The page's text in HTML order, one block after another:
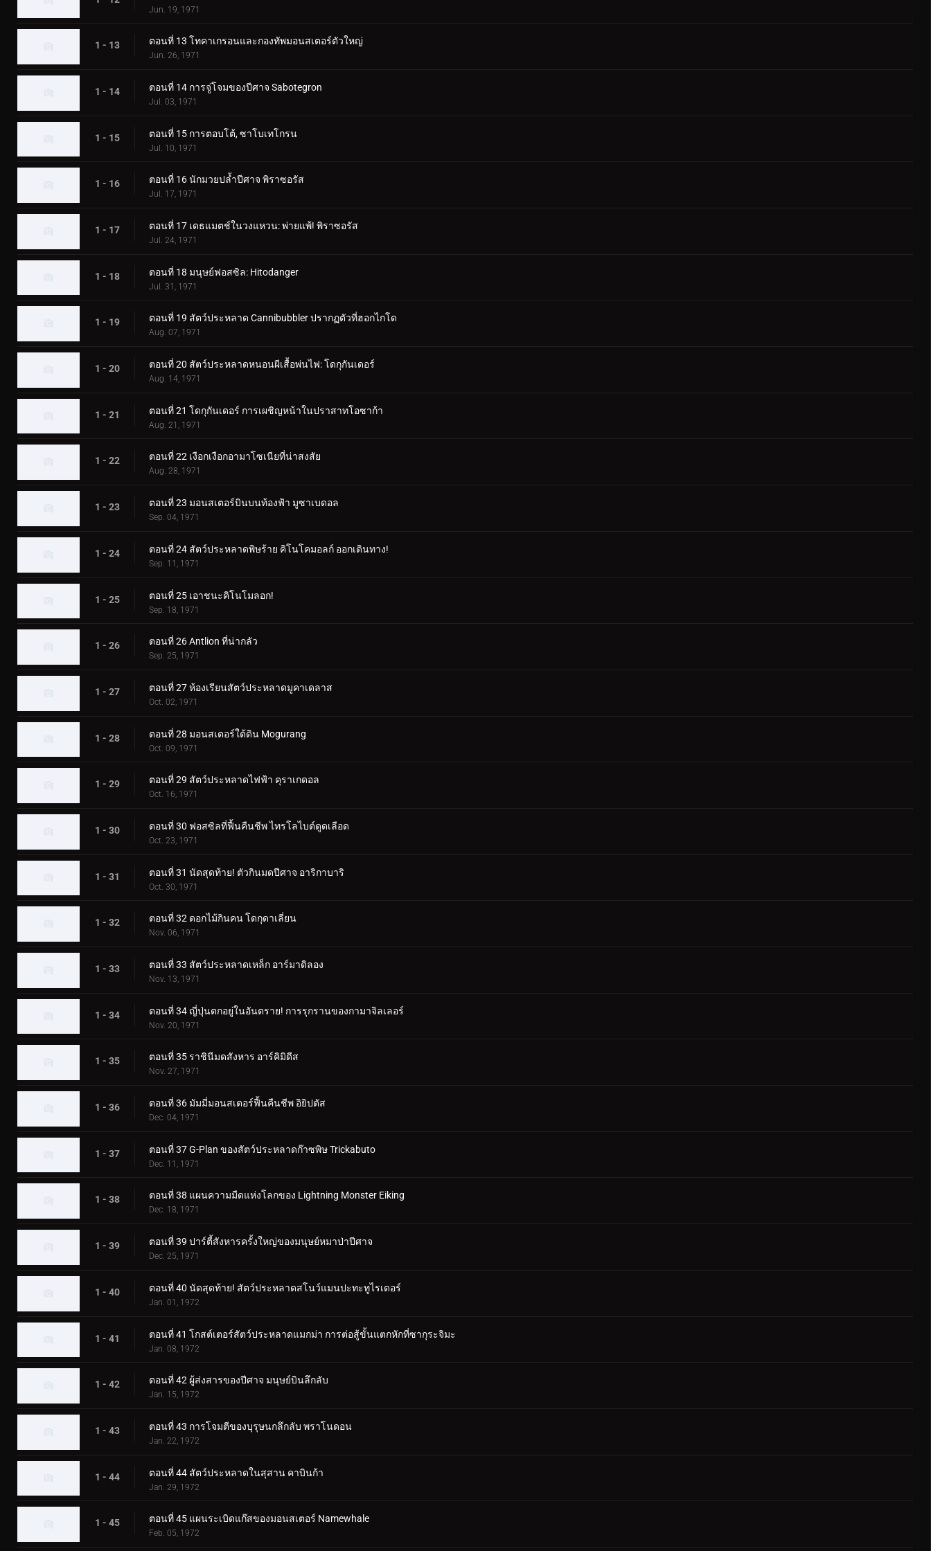
Jun. 19, 1971
1 - 13 ตอนที่ 13 โทคาเกรอนและกองทัพมอนสเตอร์ตัวใหญ่
Jun. 26, 1971
1 - 14 ตอนที่ 14 การจู่โจมของปีศาจ Sabotegron
Jul. 03, 1971
1 - 15 ตอนที่ 15 การตอบโต้, ซาโบเทโกรน
Jul. 10, 1971
1 - 16 ตอนที่ 16 นักมวยปล้ำปีศาจ พิราซอรัส
Jul. 17, 1971
1 - 17 ตอนที่ 17 เดธแมตช์ในวงแหวน: พ่ายแพ้! พิราซอรัส
Jul. 24, 1971
1 - 18 ตอนที่ 18 มนุษย์ฟอสซิล: Hitodanger
Jul. 31, 1971
1 - 19 ตอนที่ 19 สัตว์ประหลาด Cannibubbler ปรากฏตัวที่ฮอกไกโด
Aug. 07, 1971
1 - 20 ตอนที่ 20 สัตว์ประหลาดหนอนผีเสื้อพ่นไฟ: โดกุกันเดอร์
Aug. 14, 1971
1 - 21 ตอนที่ 21 โดกุกันเดอร์ การเผชิญหน้าในปราสาทโอซาก้า
Aug. 21, 1971
1 - 22 ตอนที่ 22 เงือกเงือกอามาโซเนียที่น่าสงสัย
Aug. 28, 1971
1 - 23 ตอนที่ 23 มอนสเตอร์บินบนท้องฟ้า มูซาเบดอล
Sep. 04, 1971
1 - 24 ตอนที่ 24 สัตว์ประหลาดพิษร้าย คิโนโคมอลก์ ออกเดินทาง!
Sep. 11, 1971
1 - 25 ตอนที่ 25 เอาชนะคิโนโมลอก!
Sep. 18, 1971
1 - 26 ตอนที่ 26 Antlion ที่น่ากลัว
Sep. 25, 1971
1 - 27 ตอนที่ 27 ห้องเรียนสัตว์ประหลาดมูคาเดลาส
Oct. 02, 1971
1 - 28 ตอนที่ 28 มอนสเตอร์ใต้ดิน Mogurang
Oct. 09, 1971
1 - 29 ตอนที่ 29 สัตว์ประหลาดไฟฟ้า คุราเกดอล
Oct. 16, 1971
1 - 30 ตอนที่ 30 ฟอสซิลที่ฟื้นคืนชีพ ไทรโลไบต์ดูดเลือด
Oct. 23, 1971
1 - 31 ตอนที่ 31 นัดสุดท้าย! ตัวกินมดปีศาจ อาริกาบาริ
Oct. 30, 1971
1 - 32 ตอนที่ 32 ดอกไม้กินคน โดกุดาเลี่ยน
Nov. 06, 1971
1 - 33 ตอนที่ 33 สัตว์ประหลาดเหล็ก อาร์มาดิลอง
Nov. 13, 1971
1 - 34 ตอนที่ 34 ญี่ปุ่นตกอยู่ในอันตราย! การรุกรานของกามาจิลเลอร์
Nov. 20, 1971
1 - 35 ตอนที่ 35 ราชินีมดสังหาร อาร์คิมิดีส
Nov. 27, 1971
1 - 36 ตอนที่ 36 มัมมี่มอนสเตอร์ฟื้นคืนชีพ อิยิปตัส
Dec. 04, 1971
1 - 37 ตอนที่ 37 G-Plan ของสัตว์ประหลาดก๊าซพิษ Trickabuto
Dec. 11, 1971
1 - 38 ตอนที่ 38 แผนความมืดแห่งโลกของ Lightning Monster Eiking
Dec. 18, 1971
1 - 39 ตอนที่ 39 ปาร์ตี้สังหารครั้งใหญ่ของมนุษย์หมาป่าปีศาจ
Dec. 25, 1971
1 - 40 ตอนที่ 40 นัดสุดท้าย! สัตว์ประหลาดสโนว์แมนปะทะทูไรเดอร์
Jan. 01, 1972
1 - 41 ตอนที่ 41 โกสต์เตอร์สัตว์ประหลาดแมกม่า การต่อสู้ขั้นแตกหักที่ซากุระจิมะ
Jan. 08, 1972
1 - 42 ตอนที่ 42 ผู้ส่งสารของปีศาจ มนุษย์บินลึกลับ
Jan. 15, 1972
1 - 43 ตอนที่ 43 การโจมตีของบุรุษนกลึกลับ พราโนดอน
Jan. 22, 1972
1 - 44 ตอนที่ 44 สัตว์ประหลาดในสุสาน คาบินก้า
Jan. 29, 1972
1 - 45 ตอนที่ 45 แผนระเบิดแก๊สของมอนสเตอร์ Namewhale
Feb. 05, 1972